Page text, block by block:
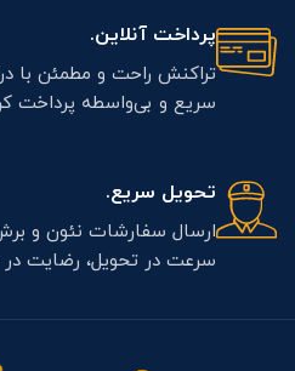
پرداخت آنلاین.
تراکنش راحت و مطمئن با
سریع و بی‌واسطه پرداخت
تحویل سریع.
سرعت در تحویل، رضایت در